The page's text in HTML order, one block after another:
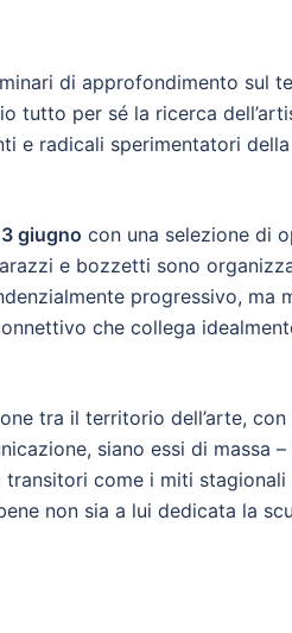
di approfondimento sul
tutto per sé la ricerca
e radicali sperimentatori della
giugno con una selezione di
e bozzetti sono
progressivo, ma
che collega
tra il territorio dell’arte, con
siano essi di massa –
come i miti stagionali
non sia a lui dedicata la